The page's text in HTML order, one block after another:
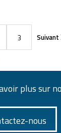
3 Suivant
plus sur
nous